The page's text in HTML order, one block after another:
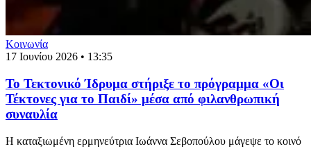
Κοινωνία
17 Ιουνίου 2026 • 13:35
Το Τεκτονικό Ίδρυμα στήριξε το πρόγραμμα «Οι
Τέκτονες για το Παιδί» μέσα από φιλανθρωπική
συναυλία
Η καταξιωμένη ερμηνεύτρια Ιωάννα Σεβοπούλου μάγεψε το κοινό